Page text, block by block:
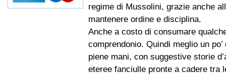
regime di Mussolini, grazie anche
mantenere ordine e disciplina.
Anche a costo di consumare
comprendonio. Quindi meglio un
piene mani, con suggestive storie
eteree fanciulle pronte a cadere tra